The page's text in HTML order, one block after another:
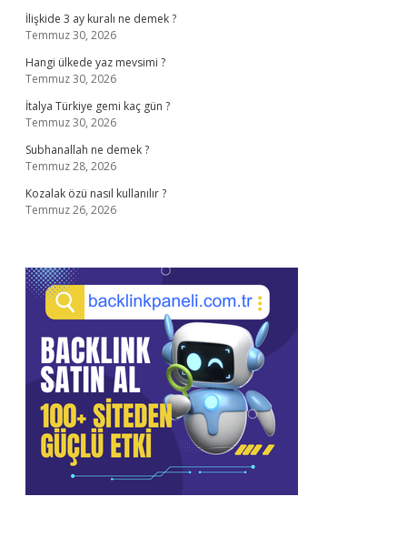
İlişkide 3 ay kuralı ne demek ?
Temmuz 30, 2026
Hangi ülkede yaz mevsimi ?
Temmuz 30, 2026
İtalya Türkiye gemi kaç gün ?
Temmuz 30, 2026
Subhanallah ne demek ?
Temmuz 28, 2026
Kozalak özü nasıl kullanılır ?
Temmuz 26, 2026